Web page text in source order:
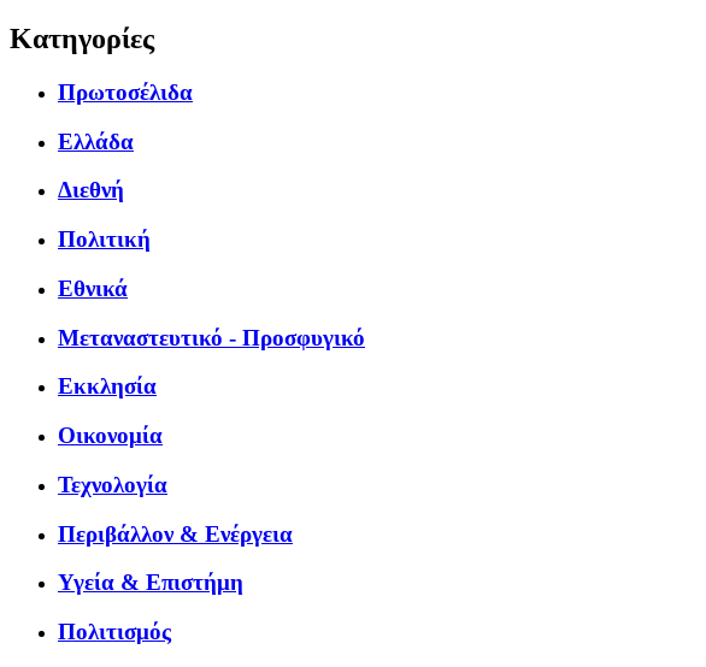
Κατηγορίες
Πρωτοσέλιδα
Ελλάδα
Διεθνή
Πολιτική
Εθνικά
Μεταναστευτικό - Προσφυγικό
Εκκλησία
Οικονομία
Τεχνολογία
Περιβάλλον & Ενέργεια
Υγεία & Επιστήμη
Πολιτισμός